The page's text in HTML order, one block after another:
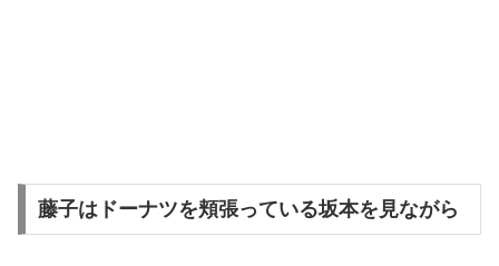
藤子はドーナツを頬張っている坂本を見ながら